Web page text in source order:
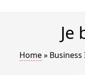
Je
Home»Business